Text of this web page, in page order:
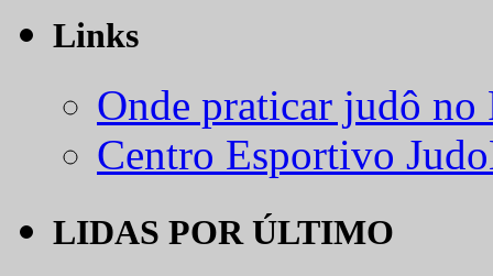
Links
Onde praticar judô
Centro Esportivo
LIDAS POR ÚLTIMO